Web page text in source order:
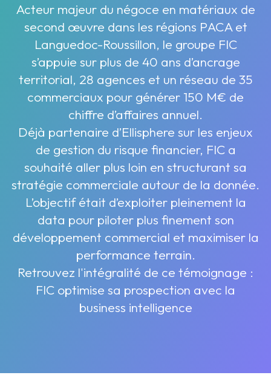
Acteur majeur du négoce en matériaux de
second œuvre dans les régions PACA et
Languedoc-Roussillon, le groupe FIC
s’appuie sur plus de 40 ans d’ancrage
territorial, 28 agences et un réseau de 35
commerciaux pour générer 150 M€ de
chiffre d’affaires annuel.
Déjà partenaire d’Ellisphere sur les enjeux
de gestion du risque financier, FIC a
souhaité aller plus loin en structurant sa
stratégie commerciale autour de la donnée.
L’objectif était d’exploiter pleinement la
data pour piloter plus finement son
développement commercial et maximiser la
performance terrain.
Retrouvez l'intégralité de ce témoignage :
FIC optimise sa prospection avec la
business intelligence